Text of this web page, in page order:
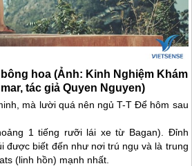
hoa (Ảnh: Kinh Nghiệm Khám
tác giả Quyen Nguyen)
mà lười quá nên ngủ T-T Để hôm sau
1 tiếng rưỡi lái xe từ Bagan). Đỉnh
được biết đến như nơi trú ngụ và là trung
(linh hồn) mạnh nhất.